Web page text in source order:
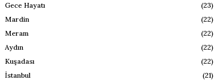
Gece Hayatı
(23)
Mardin
(22)
Meram
(22)
Aydın
(22)
Kuşadası
(22)
İstanbul
(21)